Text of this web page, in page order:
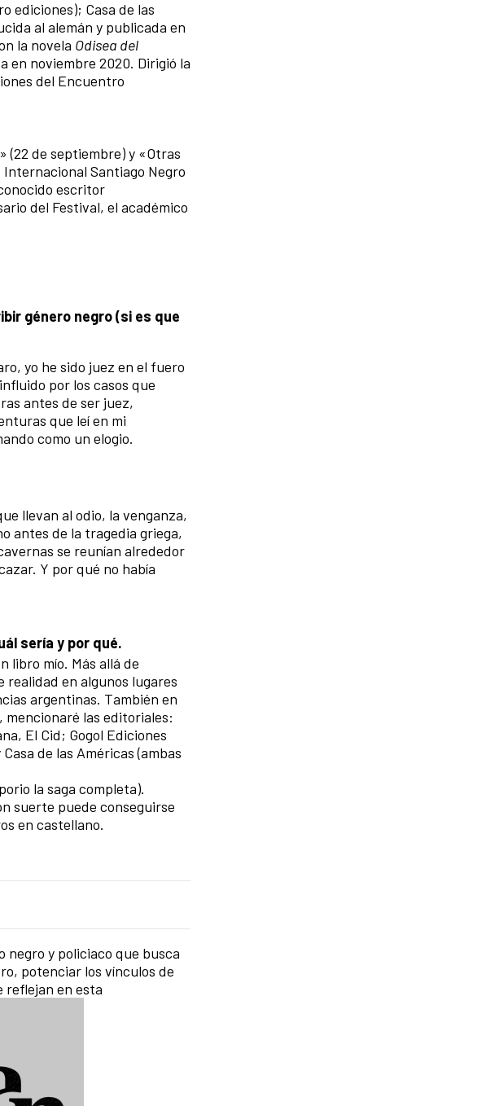
ediciones); Casa de las
al alemán y publicada en
la novela Odisea del
en noviembre 2020. Dirigió la
del Encuentro
(22 de septiembre) y «Otras
Santiago Negro
escritor
del Festival, el académico
género negro (si es que
yo he sido juez en el fuero
por los casos que
antes de ser juez,
que leí en mi
como un elogio.
llevan al odio, la venganza,
antes de la tragedia griega,
se reunían alrededor
Y por qué no había
sería y por qué.
libro mío. Más allá de
realidad en algunos lugares
argentinas. También en
mencionaré las editoriales:
El Cid; Gogol Ediciones
de las Américas (ambas
la saga completa).
suerte puede conseguirse
en castellano.
negro y policiaco que busca
potenciar los vínculos de
reflejan en esta